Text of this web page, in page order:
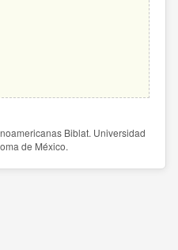
Biblat. Universidad
de México.